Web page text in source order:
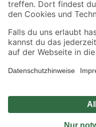
Alle Preisangaben in EUR inkl.
Umständen nicht in allen Märkten
Produkte nur solange der Vorrat reicht.
*Paketversand ab 59 €
Privatsphäre
Nutzungsbedingungen